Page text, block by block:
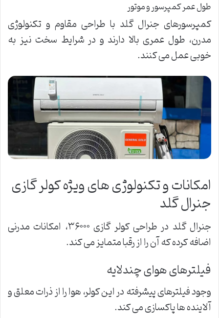
طول عمر کمپرسور و موتور
کمپرسورهای جنرال گلد با طراحی مقاوم و تکنولوژی
مدرن، طول عمری بالا دارند و در شرایط سخت نیز به
خوبی عمل می کنند.
امکانات و تکنولوژی های ویژه کولر گازی
جنرال گلد
جنرال گلد در طراحی کولر گازی ۳۶۰۰۰، امکانات مدرنی
اضافه کرده که آن را از رقبا متمایز می کند.
فیلترهای هوای چندلایه
وجود فیلترهای پیشرفته در این کولر، هوا را از ذرات معلق و
آلاینده ها پاکسازی می کند.